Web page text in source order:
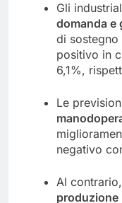
Gli
domanda e
di
positivo in
6,1%,
Le
negativo
Al contrario,
produzione